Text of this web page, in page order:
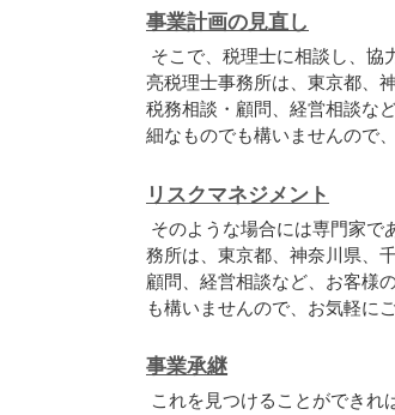
事業計画の見直し
そこで、税理士に相談し、協
亮税理士事務所は、東京都、
税務相談・顧問、経営相談な
細なものでも構いませんので
リスクマネジメント
そのような場合には専門家で
務所は、東京都、神奈川県、
顧問、経営相談など、お客様
も構いませんので、お気軽に
事業承継
これを見つけることができ